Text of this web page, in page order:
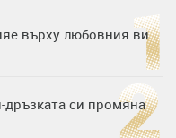
върху любовния ви
дръзката си промяна